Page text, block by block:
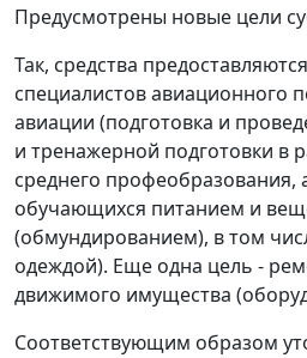
Предусмотрены новые цели
Так, средства
специалистов авиационного
авиации (подготовка и
и тренажерной подготовки в
среднего профеобразования,
обучающихся питанием и
(обмундированием), в том
одеждой). Еще одна цель -
движимого имущества
Соответствующим образом